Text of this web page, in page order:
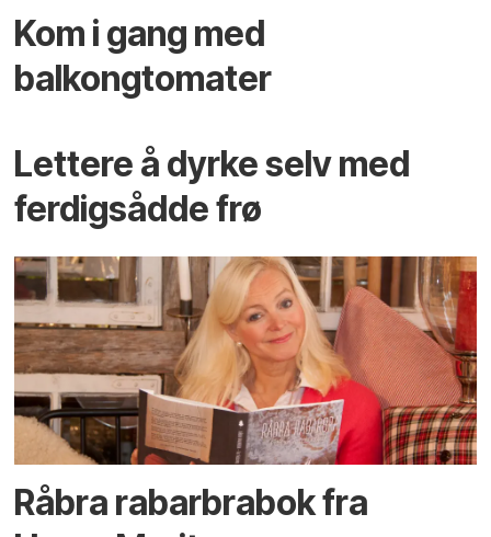
Kom i gang med
balkongtomater
Lettere å dyrke selv med
ferdigsådde frø
Råbra rabarbrabok fra